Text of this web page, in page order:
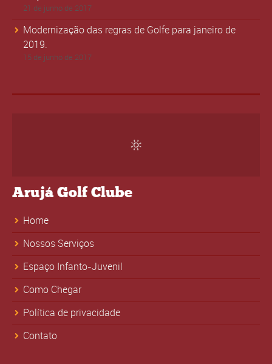
21 de junho de 2017
Modernização das regras de Golfe para janeiro de
2019.
15 de junho de 2017
Arujá Golf Clube
Home
Nossos Serviços
Espaço Infanto-Juvenil
Como Chegar
Política de privacidade
Contato